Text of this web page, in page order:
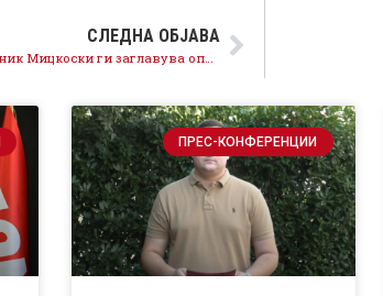
СЛЕДНА ОБЈАВА
Шпицниот градоначалник Мицкоски ги заглавува општините во кои власт е ВМРО-ДПМНЕ
ПРЕС-КОНФЕРЕНЦИИ